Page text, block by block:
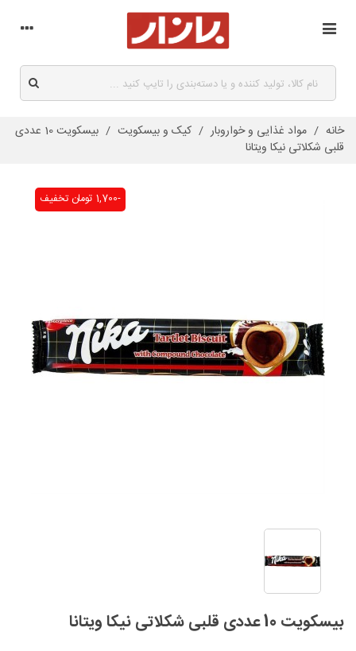
خانه / مواد غذایی و خواروبار / کیک و بیسکویت /
بیسکویت 10 عددی
قلبی شکلاتی نیکا ویتانا
تخفیف -1,700 تومان
بیسکویت 10 عددی قلبی شکلاتی نیکا ویتانا